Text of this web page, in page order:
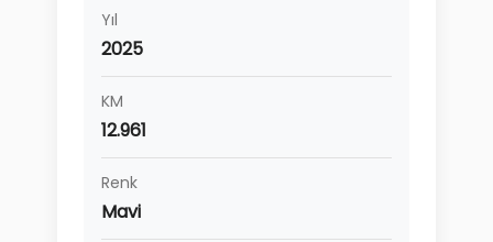
Yıl
2025
KM
12.961
Renk
Mavi